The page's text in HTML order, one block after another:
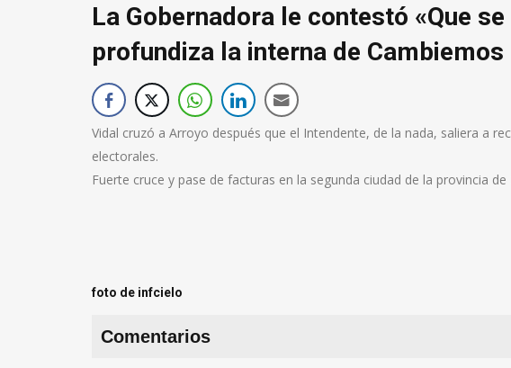
La Gobernadora le contestó «Que
profundiza la interna de Cambiemos
Vidal cruzó a Arroyo después que el Intendente, de la nada, saliera a
electorales.
Fuerte cruce y pase de facturas en la segunda ciudad de la provincia
foto de infcielo
Comentarios